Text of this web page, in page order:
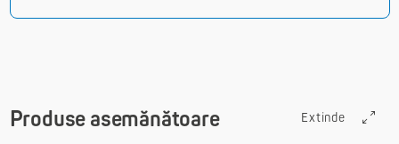
Produse asemănătoare Extinde